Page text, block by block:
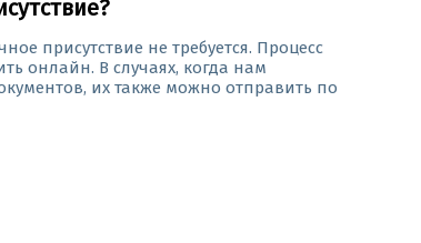
присутствие не требуется. Процесс
онлайн. В случаях, когда нам
их также можно отправить по